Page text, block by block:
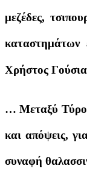
μεζέδες,
Χρήστος
… Μεταξύ Τύρου
και απόψεις,
συναφή